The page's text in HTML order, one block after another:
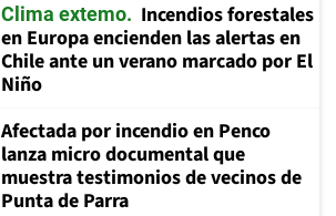
Clima extemo
Incendios forestales
en Europa encienden las alertas en
Chile ante un verano marcado por El
Niño
Afectada por incendio en Penco
lanza micro documental que
muestra testimonios de vecinos de
Punta de Parra